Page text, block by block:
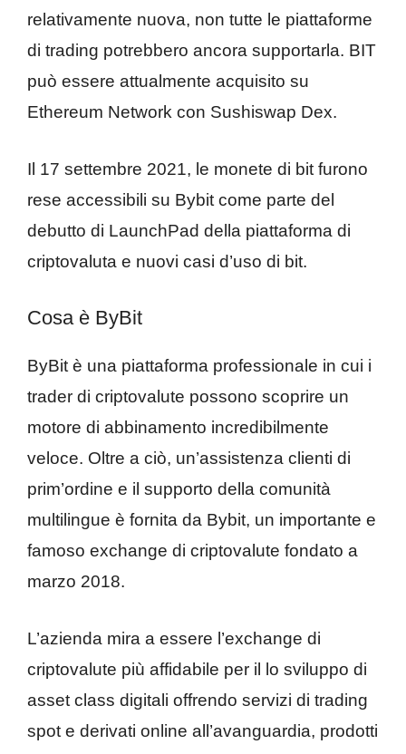
relativamente nuova, non tutte le piattaforme
di trading potrebbero ancora supportarla. BIT
può essere attualmente acquisito su
Ethereum Network con Sushiswap Dex.
Il 17 settembre 2021, le monete di bit furono
rese accessibili su Bybit come parte del
debutto di LaunchPad della piattaforma di
criptovaluta e nuovi casi d’uso di bit.
Cosa è ByBit
ByBit è una piattaforma professionale in cui i
trader di criptovalute possono scoprire un
motore di abbinamento incredibilmente
veloce. Oltre a ciò, un’assistenza clienti di
prim’ordine e il supporto della comunità
multilingue è fornita da Bybit, un importante e
famoso exchange di criptovalute fondato a
marzo 2018.
L’azienda mira a essere l’exchange di
criptovalute più affidabile per il lo sviluppo di
asset class digitali offrendo servizi di trading
spot e derivati ​​online all’avanguardia, prodotti